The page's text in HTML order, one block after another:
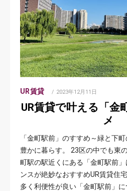
UR賃貸
POSTED
2023年12月11日
UR賃貸で叶える「金
メ
「金町駅前」のすすめ～緑と下
豊かに暮らす。 23区の中でも東
町駅の駅近くにある「金町駅前
ンスが絶妙なおすすめUR賃貸住
多く利便性が良い「金町駅前」に